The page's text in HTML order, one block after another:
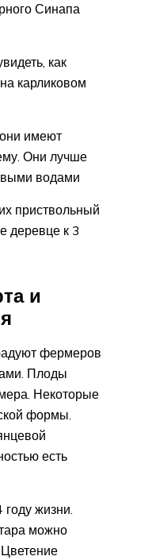
Синапа
как
карликовом
имеют
Они лучше
водами
приствольный
деревце к 3
и
фермеров
Плоды
Некоторые
формы.
есть
жизни.
можно